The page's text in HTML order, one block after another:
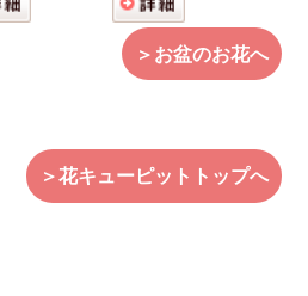
＞お盆のお花へ
＞花キューピットトップへ